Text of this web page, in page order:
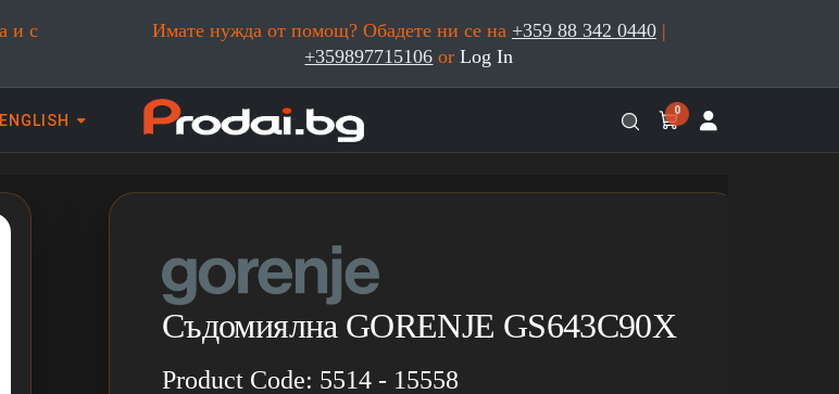
и с
Имате нужда от помощ? Обадете ни се на +359 88 342 0440|
+359897715106 orLog In
0
ENGLISH
Съдомиялна GORENJE GS643C90X
Product Code: 5514 - 15558